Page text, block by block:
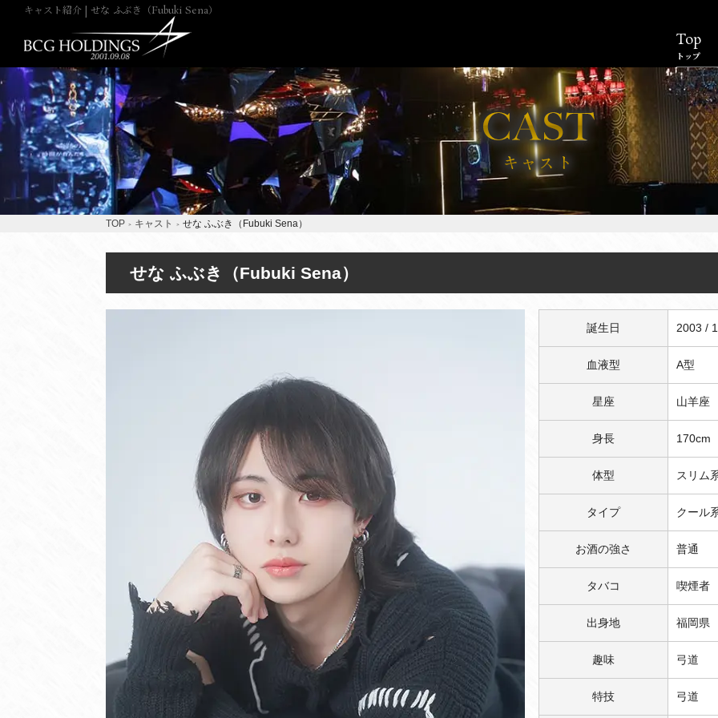
キャスト紹介 | せな ふぶき（Fubuki Sena）
Top
トップ
TOP キャスト せな ふぶき（Fubuki Sena）
せな ふぶき（Fubuki Sena）
誕生日 2003 /
血液型 A型
星座 山羊座
身長 170cm
体型 スリム
タイプ クール
お酒の強さ 普通
タバコ 喫煙者
出身地 福岡県
趣味 弓道
特技 弓道